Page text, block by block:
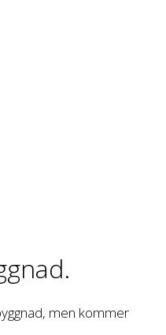
men kommer